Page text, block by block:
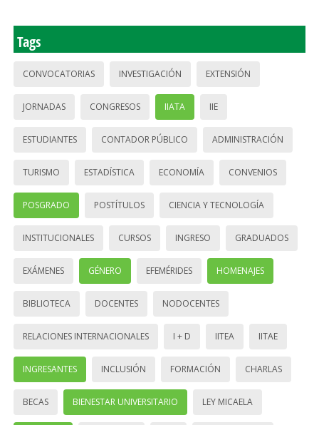
Tags
CONVOCATORIAS INVESTIGACIÓN EXTENSIÓN
JORNADAS CONGRESOS IIATA IIE
ESTUDIANTES CONTADOR PÚBLICO ADMINISTRACIÓN
TURISMO ESTADÍSTICA ECONOMÍA CONVENIOS
POSGRADO POSTÍTULOS CIENCIA Y TECNOLOGÍA
INSTITUCIONALES CURSOS INGRESO GRADUADOS
EXÁMENES GÉNERO EFEMÉRIDES HOMENAJES
BIBLIOTECA DOCENTES NODOCENTES
RELACIONES INTERNACIONALES I + D IITEA IITAE
INGRESANTES INCLUSIÓN FORMACIÓN CHARLAS
BECAS BIENESTAR UNIVERSITARIO LEY MICAELA